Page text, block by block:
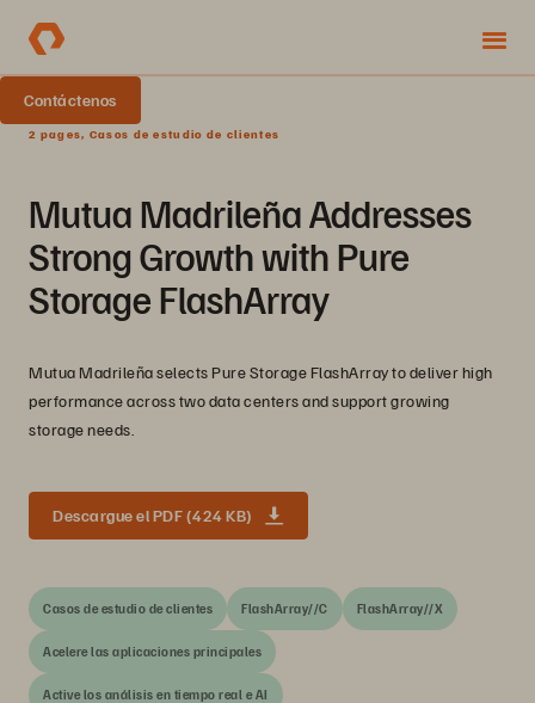
Contáctenos
2 pages, Casos de estudio de clientes
Mutua Madrileña Addresses
Strong Growth with Pure
Storage FlashArray
Mutua Madrileña selects Pure Storage FlashArray to deliver high
performance across two data centers and support growing
storage needs.
Descargue el PDF (424 KB)
Casos de estudio de clientes FlashArray//C FlashArray//X
Acelere las aplicaciones principales
Active los análisis en tiempo real e AI